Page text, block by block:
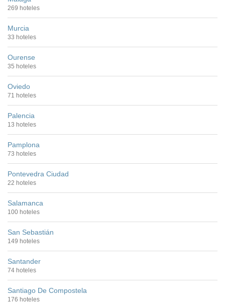
269 hoteles
Murcia
33 hoteles
Ourense
35 hoteles
Oviedo
71 hoteles
Palencia
13 hoteles
Pamplona
73 hoteles
Pontevedra Ciudad
22 hoteles
Salamanca
100 hoteles
San Sebastián
149 hoteles
Santander
74 hoteles
Santiago De Compostela
176 hoteles